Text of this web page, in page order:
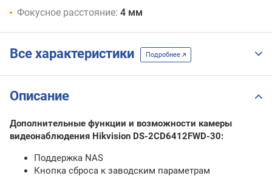
Фокусное расстояние: 4 мм
Все характеристики Подробнее
Описание
Дополнительные функции и возможности камеры
видеонаблюдения Hikvision DS-2CD6412FWD-30:
Поддержка NAS
Кнопка сброса к заводским параметрам